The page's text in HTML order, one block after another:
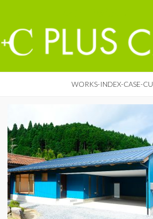
WORKS-INDEX-CASE-CU